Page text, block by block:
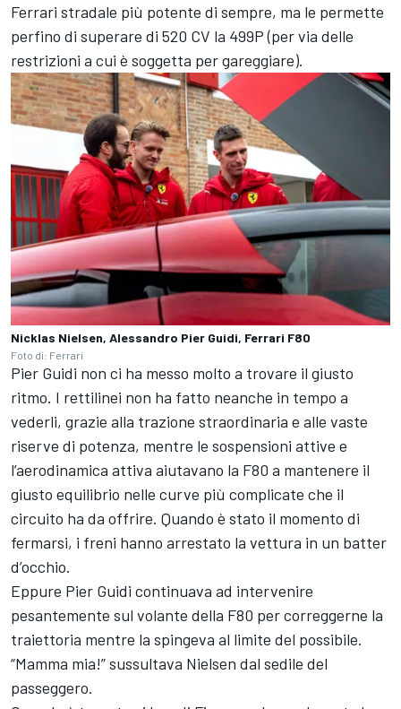
Ferrari stradale più potente di sempre, ma le permette
perfino di superare di 520 CV la 499P (per via delle
restrizioni a cui è soggetta per gareggiare).
Nicklas Nielsen, Alessandro Pier Guidi, Ferrari F80
Foto di: Ferrari
Pier Guidi non ci ha messo molto a trovare il giusto
ritmo. I rettilinei non ha fatto neanche in tempo a
vederli, grazie alla trazione straordinaria e alle vaste
riserve di potenza, mentre le sospensioni attive e
l’aerodinamica attiva aiutavano la F80 a mantenere il
giusto equilibrio nelle curve più complicate che il
circuito ha da offrire. Quando è stato il momento di
fermarsi, i freni hanno arrestato la vettura in un batter
d’occhio.
Eppure Pier Guidi continuava ad intervenire
pesantemente sul volante della F80 per correggerne la
traiettoria mentre la spingeva al limite del possibile.
“Mamma mia!” sussultava Nielsen dal sedile del
passeggero.